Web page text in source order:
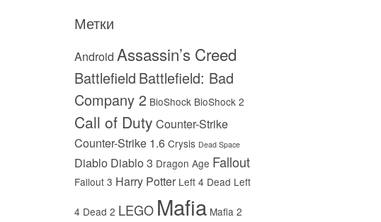
Метки
Android Assassin’s Creed
Battlefield Battlefield: Bad
Company 2 BioShock BioShock 2
Call of Duty Counter-Strike
Counter-Strike 1.6 Crysis Dead Space
Diablo Diablo 3 Dragon Age Fallout
Fallout 3 Harry Potter Left 4 Dead Left
4 Dead 2 LEGO Mafia Mafia 2